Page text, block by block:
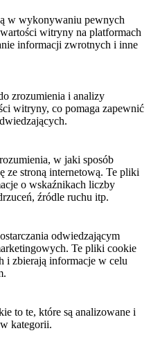
w wykonywaniu pewnych
witryny na platformach
informacji zwrotnych i inne
zrozumienia i analizy
witryny, co pomaga zapewnić
w jaki sposób
ze stroną internetową. Te pliki
o wskaźnikach liczby
źródle ruchu itp.
odwiedzającym
Te pliki cookie
i zbierają informacje w celu
to te, które są analizowane i
kategorii.